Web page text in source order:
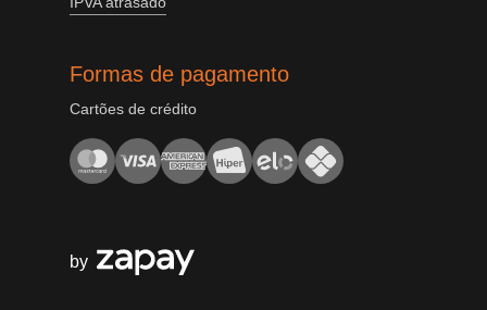
Formas de pagamento
Cartões de crédito
by